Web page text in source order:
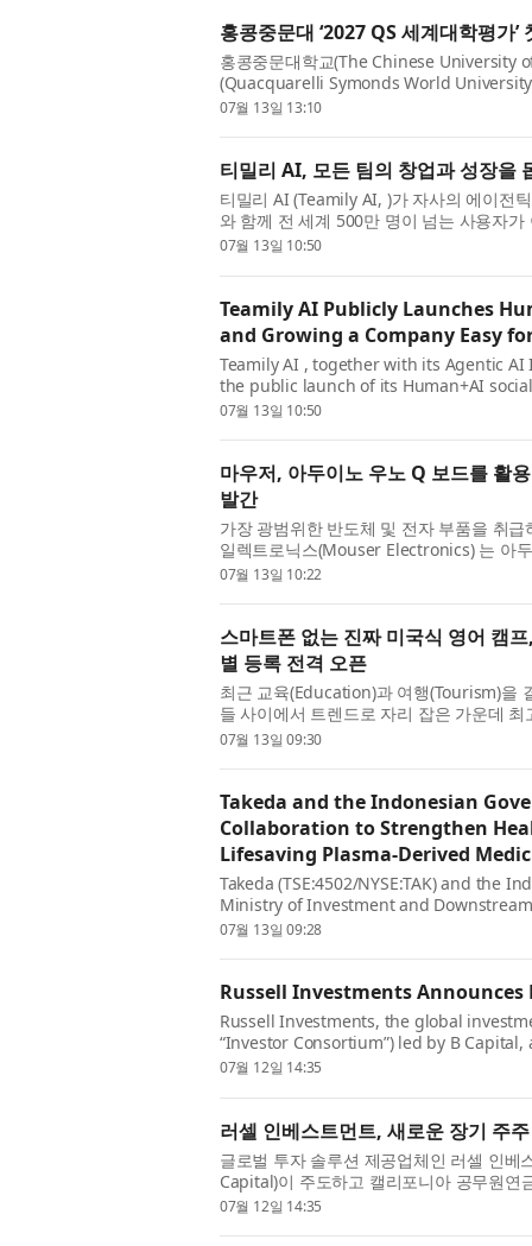
홍콩중문대 ‘2027 QS 세계대학평가
홍콩중문대학교(The Chinese University
(Quacquarelli Symonds World University
오르며 개교 이래 처음으로 세계 20위권
07월 13일 13:10
티밀리 AI, 모든 팀의 창업과 성장을
티밀리 AI (Teamily AI, )가 자사의 에이전
와 함께 전 세계 500만 명이 넘는 사용자
(Human+AI Social Platform)’을 정식 출
07월 13일 10:50
Teamily AI Publicly Launches
and Growing a Company Easy
Teamily AI , together with its Agentic
the public launch of its Human+AI
more than 5 million users around the
07월 13일 10:50
마우저, 아두이노 우노 Q 보드를 활
발간
가장 광범위한 반도체 및 전자 부품을 취
일렉트로닉스(Mouser Electronics) 는 아
아두이노 우노 Q를 활용해 아이디어를 지
07월 13일 10:22
스마트폰 없는 진짜 미국식 영어 캠
별 등록 전격 오픈
최근 교육(Education)과 여행(Tourism)을
들 사이에서 트렌드로 자리 잡은 가운데
트 괌(LeoPalace Resort Guam)에서 운영
07월 13일 09:30
Takeda and the Indonesian
Collaboration to Strengthen
Lifesaving Plasma-Derived
Takeda (TSE:4502/NYSE:TAK) and the
Ministry of Investment and
Economic Affairs) today announced a
07월 13일 09:28
Russell Investments Announces
Russell Investments, the global
“Investor Consortium”) led by B
Employees’ Retirement Sy...
07월 12일 14:35
러셀 인베스트먼트, 새로운 장기 주
글로벌 투자 솔루션 제공업체인 러셀 인
Capital)이 주도하고 캘리포니아 공무원
자자 컨소시엄이 TA...
07월 12일 14:35